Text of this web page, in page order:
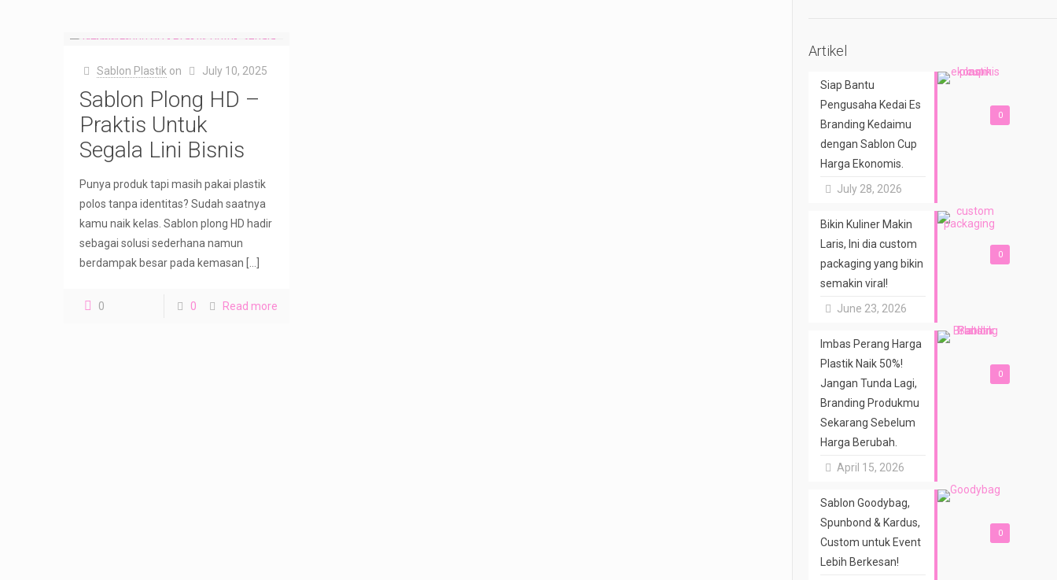
Sablon Plastik on July 10, 2025
Sablon Plong HD –
Praktis Untuk
Segala Lini Bisnis
Punya produk tapi masih pakai plastik
polos tanpa identitas? Sudah saatnya
kamu naik kelas. Sablon plong HD hadir
sebagai solusi sederhana namun
berdampak besar pada kemasan
0 0 Read more
Artikel
0
Siap Bantu
Pengusaha Kedai Es
Branding Kedaimu
dengan Sablon Cup
Harga Ekonomis.
July 28, 2026
0
Bikin Kuliner Makin
Laris, Ini dia custom
packaging yang bikin
semakin viral!
June 23, 2026
0
Imbas Perang Harga
Plastik Naik 50%!
Jangan Tunda Lagi,
Branding Produkmu
Sekarang Sebelum
Harga Berubah.
April 15, 2026
0
Sablon Goodybag,
Spunbond & Kardus,
Custom untuk Event
Lebih Berkesan!